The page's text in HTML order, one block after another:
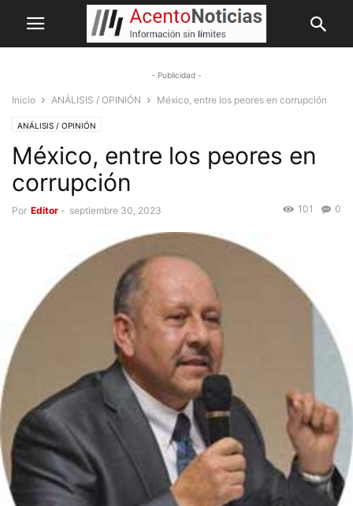
- Publicidad -
Inicio ANÁLISIS / OPINIÓN México, entre los peores en corrupción
ANÁLISIS / OPINIÓN
México, entre los peores en
corrupción
Por Editor - septiembre 30, 2023 0
101